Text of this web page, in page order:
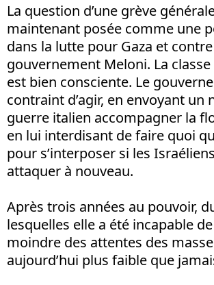
La question d’une grève
maintenant posée comme une
dans la lutte pour Gaza et
gouvernement Meloni. La
est bien consciente. Le
contraint d’agir, en envoyant un
guerre italien accompagner la
en lui interdisant de faire quoi
pour s’interposer si les
attaquer à nouveau.
Après trois années au pouvoir,
lesquelles elle a été incapable
moindre des attentes des
aujourd’hui plus faible que